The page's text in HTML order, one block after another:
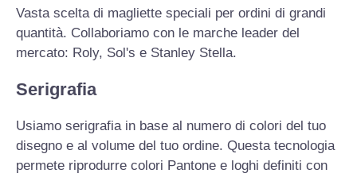
Vasta scelta di magliette speciali per ordini di grandi
quantità. Collaboriamo con le marche leader del
mercato: Roly, Sol's e Stanley Stella.
Serigrafia
Usiamo serigrafia in base al numero di colori del tuo
disegno e al volume del tuo ordine. Questa tecnologia
permete riprodurre colori Pantone e loghi definiti con